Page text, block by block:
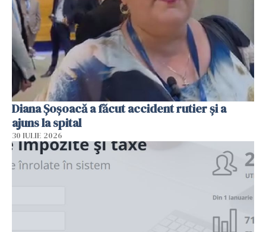
Diana Șoșoacă a făcut accident rutier și a
ajuns la spital
30 IULIE 2026